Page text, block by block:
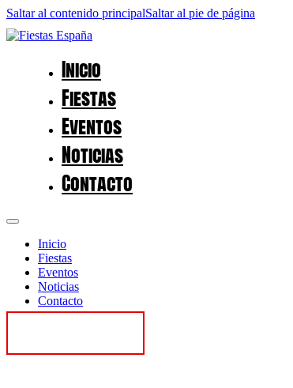
Saltar al contenido principalSaltar al pie de página
Inicio
Fiestas
Eventos
Noticias
Contacto
Inicio
Fiestas
Eventos
Noticias
Contacto